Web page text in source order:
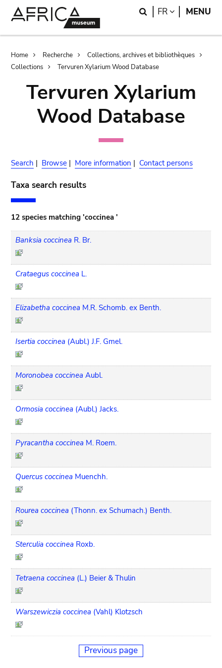
Search
FR LANGUAGE
MENU
Breadcrumb
Home Recherche
Collections, archives et bibliothèques
Collections
Tervuren Xylarium Wood Database
Tervuren Xylarium
Wood Database
Search | Browse | More information | Contact persons
Taxa search results
12 species matching 'coccinea '
Banksia coccinea R. Br.
Crataegus coccinea L.
Elizabetha coccinea M.R. Schomb. ex Benth.
Isertia coccinea (Aubl.) J.F. Gmel.
Moronobea coccinea Aubl.
Ormosia coccinea (Aubl.) Jacks.
Pyracantha coccinea M. Roem.
Quercus coccinea Muenchh.
Rourea coccinea (Thonn. ex Schumach.) Benth.
Sterculia coccinea Roxb.
Tetraena coccinea (L.) Beier & Thulin
Warszewiczia coccinea (Vahl) Klotzsch
Previous page